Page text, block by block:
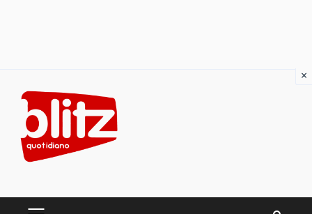
content
×